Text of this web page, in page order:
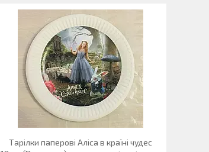
Тарілки паперові Аліса в країні чудес